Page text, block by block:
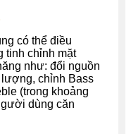
có thể điều
tinh chỉnh mặt
như: đổi nguồn
lượng, chỉnh Bass
(trong khoảng
dùng căn